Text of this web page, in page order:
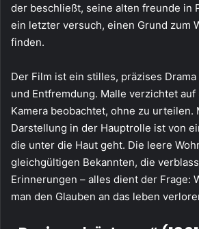
der beschließt, seine alten freunde in
ein letzter versuch, einen Grund zum
finden.
Der Film ist ein stilles, präzises
und Entfremdung. Malle verzichtet
Kamera beobachtet, ohne zu urteilen.
Darstellung in der Hauptrolle ist von
die unter die Haut geht. Die leere
gleichgültigen Bekannten, die
Erinnerungen – alles dient der Frage:
man den Glauben an das leben